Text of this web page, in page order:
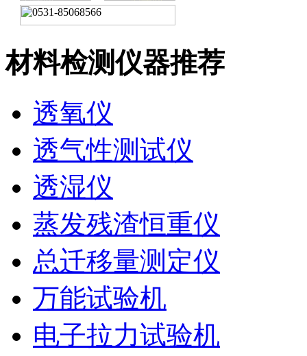
材料检测仪器推荐
透氧仪
透气性测试仪
透湿仪
蒸发残渣恒重仪
总迁移量测定仪
万能试验机
电子拉力试验机